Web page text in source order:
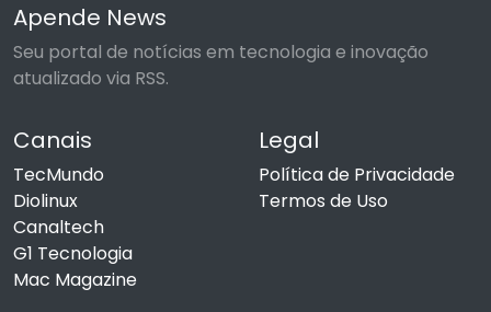
Apende News
Seu portal de notícias em tecnologia e inovação
atualizado via RSS.
Canais
TecMundo
Diolinux
Canaltech
G1 Tecnologia
Mac Magazine
Legal
Política de Privacidade
Termos de Uso